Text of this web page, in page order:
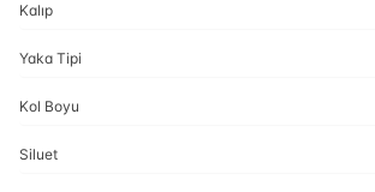
Kalıp
Yaka Tipi
Kol Boyu
Siluet